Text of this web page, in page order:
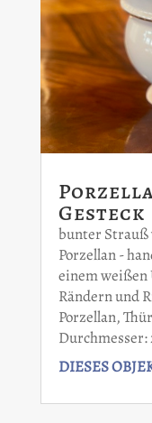
Gesteck
bunter Strauß
Porzellan -
einem
Rändern und
Porzellan,
Durchmesser:
DIESES